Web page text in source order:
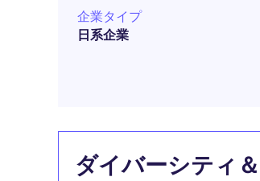
企業タイプ
日系企業
ダイバーシティ